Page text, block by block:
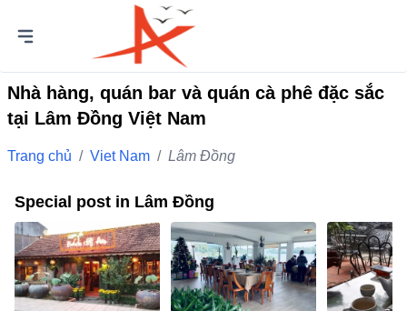
Nhà hàng, quán bar và quán cà phê đặc sắc
tại Lâm Đồng Việt Nam
Trang chủ / Viet Nam / Lâm Đồng
Special post in Lâm Đồng